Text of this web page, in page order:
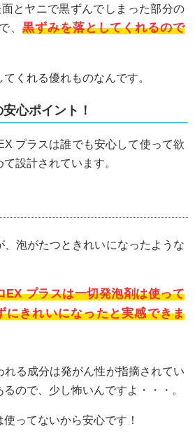
とヤニで黒ずんでしまった部分の
、黒ずみを落としてくれるので
くれる優れものなんです。
心ポイント！
プラスは誰でも安心して使って欲
設計されています。
泡がたつときれいになったような
EX プラスは一切発泡剤は使って
にきれいになったと実感できま
れる成分は発がん性が指摘されてい
ので、少し怖いんですよ・・・。
ってないから安心です！